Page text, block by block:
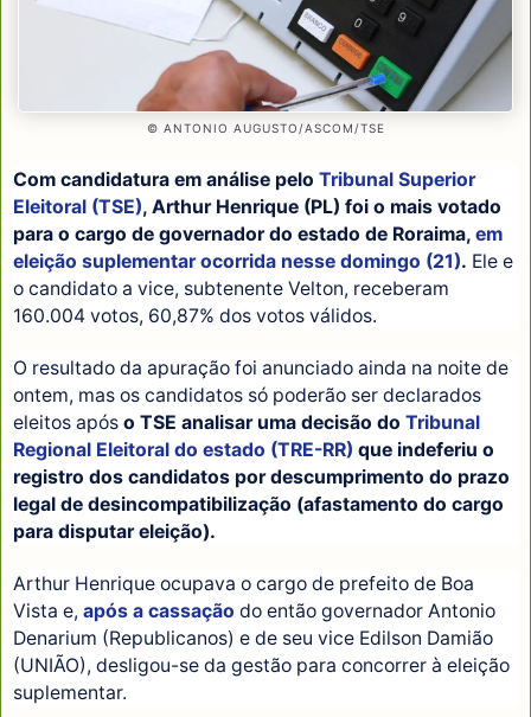
© ANTONIO AUGUSTO/ASCOM/TSE
Com candidatura em análise pelo Tribunal Superior
Eleitoral (TSE), Arthur Henrique (PL) foi o mais votado
para o cargo de governador do estado de Roraima, em
eleição suplementar ocorrida nesse domingo (21). Ele e
o candidato a vice, subtenente Velton, receberam
160.004 votos, 60,87% dos votos válidos.
O resultado da apuração foi anunciado ainda na noite de
ontem, mas os candidatos só poderão ser declarados
eleitos após o TSE analisar uma decisão do Tribunal
Regional Eleitoral do estado (TRE-RR) que indeferiu o
registro dos candidatos por descumprimento do prazo
legal de desincompatibilização (afastamento do cargo
para disputar eleição).
Arthur Henrique ocupava o cargo de prefeito de Boa
Vista e, após a cassação do então governador Antonio
Denarium (Republicanos) e de seu vice Edilson Damião
(UNIÃO), desligou-se da gestão para concorrer à eleição
suplementar.